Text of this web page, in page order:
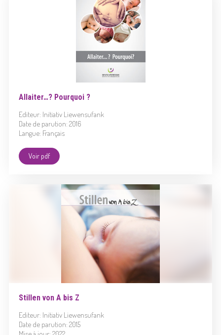
Allaiter…? Pourquoi ?
Editeur: Initiativ Liewensufank
Date de parution: 2016
Langue: Français
Voir pdf
Stillen von A bis Z
Editeur: Initiativ Liewensufank
Date de parution: 2015